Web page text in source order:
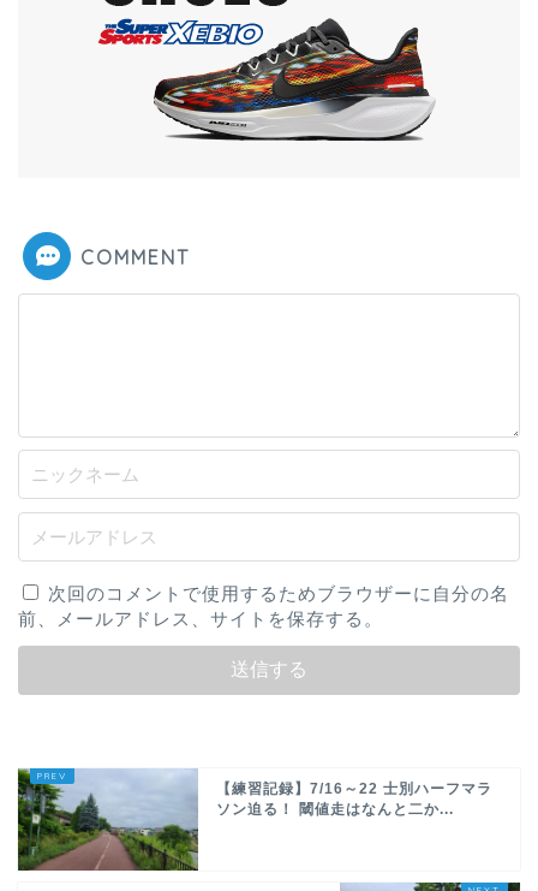
COMMENT
次回のコメントで使用するためブラウザーに自分の名
前、メールアドレス、サイトを保存する。
【練習記録】7/16～22 士別ハーフマラ
ソン迫る！ 閾値走はなんと二か...